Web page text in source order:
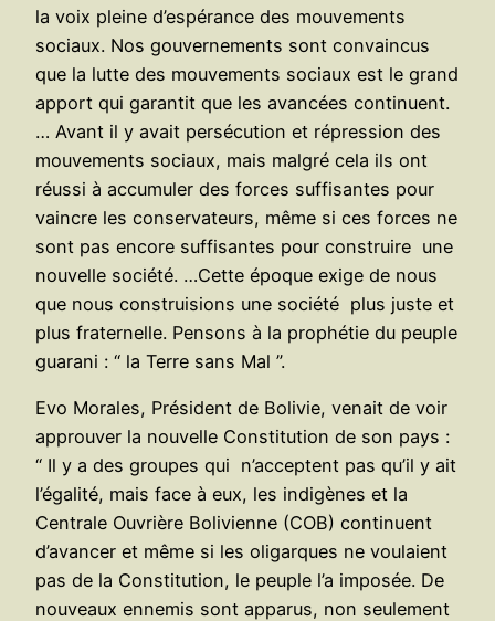
la voix pleine d’espérance des mouvements
sociaux. Nos gouvernements sont convaincus
que la lutte des mouvements sociaux est le grand
apport qui garantit que les avancées continuent.
… Avant il y avait persécution et répression des
mouvements sociaux, mais malgré cela ils ont
réussi à accumuler des forces suffisantes pour
vaincre les conservateurs, même si ces forces ne
sont pas encore suffisantes pour construire une
nouvelle société. …Cette époque exige de nous
que nous construisions une société plus juste et
plus fraternelle. Pensons à la prophétie du peuple
guarani : “ la Terre sans Mal ”.
Evo Morales, Président de Bolivie, venait de voir
approuver la nouvelle Constitution de son pays :
“ Il y a des groupes qui n’acceptent pas qu’il y ait
l’égalité, mais face à eux, les indigènes et la
Centrale Ouvrière Bolivienne (COB) continuent
d’avancer et même si les oligarques ne voulaient
pas de la Constitution, le peuple l’a imposée. De
nouveaux ennemis sont apparus, non seulement